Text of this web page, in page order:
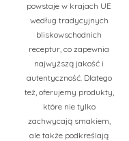
powstaje w krajach UE
według tradycyjnych
bliskowschodnich
receptur, co zapewnia
najwyższą jakość i
autentyczność. Dlatego
też, oferujemy produkty,
które nie tylko
zachwycają smakiem,
ale także podkreślają